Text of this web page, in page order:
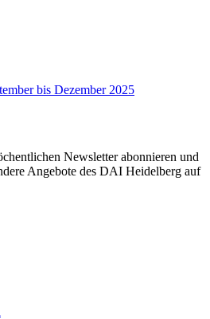
bis Dezember 2025
Newsletter abonnieren und
Angebote des DAI Heidelberg auf